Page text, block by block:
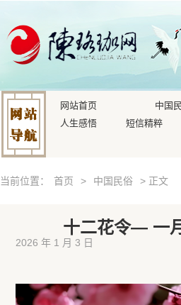
网站首页 中国
人生感悟
短信精粹
当前位置： 首页 > 中国民俗 > 正文
十二花令— 一
2026 年 1 月 3 日